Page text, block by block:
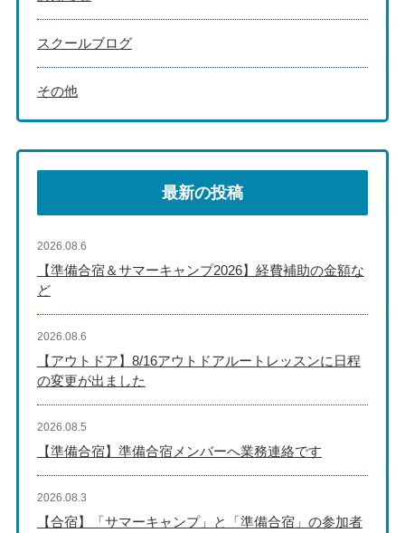
スクールブログ
その他
最新の投稿
【準備合宿＆サマーキャンプ2026】経費補助の金額な
ど
2026.08.6
【アウトドア】8/16アウトドアルートレッスンに日程
の変更が出ました
2026.08.6
【準備合宿】準備合宿メンバーへ業務連絡です
2026.08.5
【合宿】「サマーキャンプ」と「準備合宿」の参加者
2026.08.3